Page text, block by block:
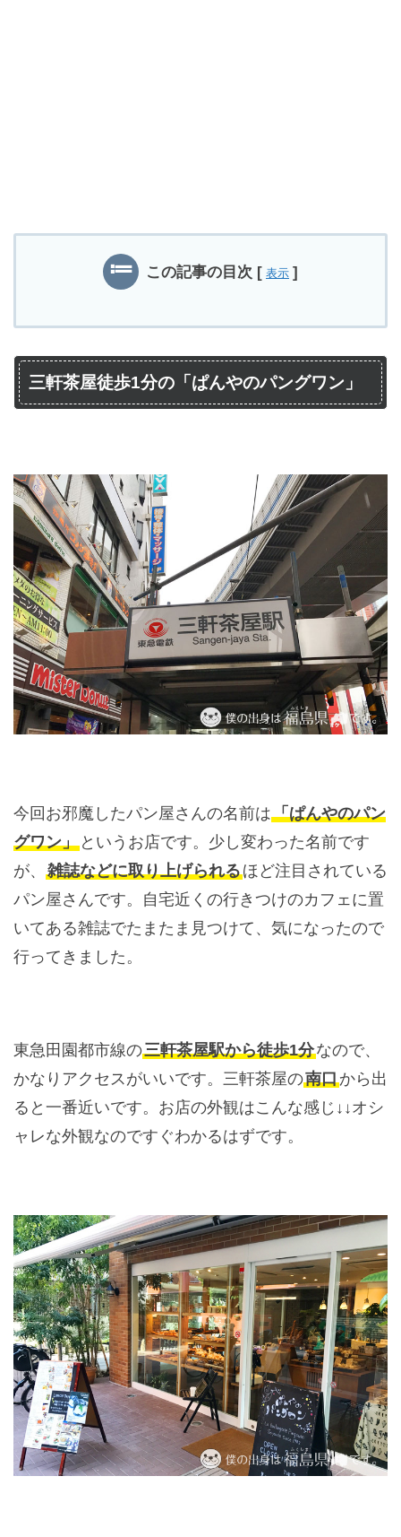
この記事の目次 [ 表示 ]
三軒茶屋徒歩1分の「ぱんやのパングワン」
今回お邪魔したパン屋さんの名前は「ぱんやのパン
グワン」 というお店です。少し変わった名前です
が、 雑誌などに取り上げられるほど注目されている
パン屋さんです。自宅近くの行きつけのカフェに置
いてある雑誌でたまたま見つけて、気になったので
行ってきました。
東急田園都市線の三軒茶屋駅から徒歩1分なので、
かなりアクセスがいいです。三軒茶屋の南口から出
ると一番近いです。お店の外観はこんな感じ↓↓オシ
ャレな外観なのですぐわかるはずです。